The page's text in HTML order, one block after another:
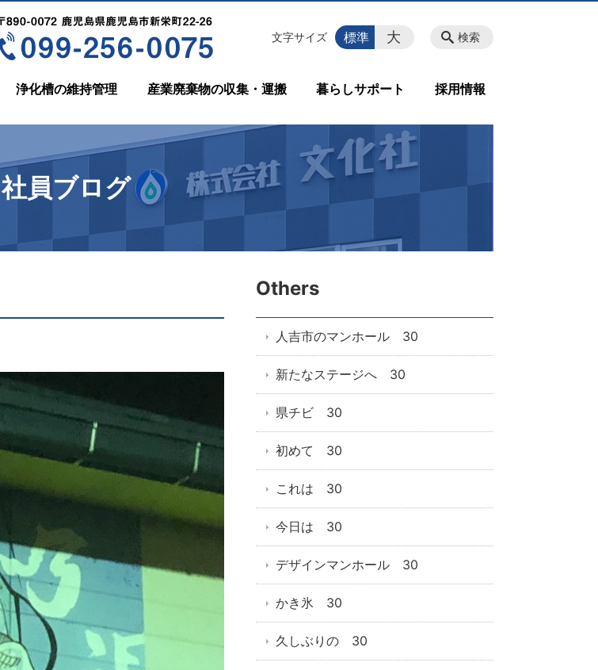
浄化槽の維持管理 産業廃棄物の収集・運搬 暮らしサポート 採用情報
検索
文字サイズ 標準 大
社員ブログ
Others
人吉市のマンホール 30
新たなステージへ 30
県チビ 30
初めて 30
これは 30
今日は 30
デザインマンホール 30
かき氷 30
久しぶりの 30